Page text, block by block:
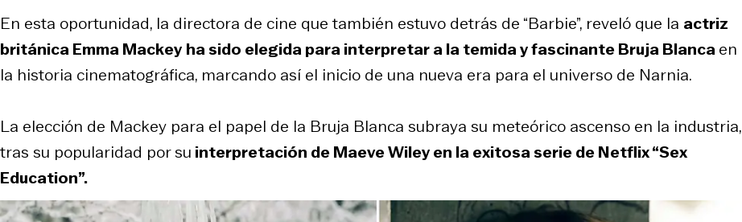
En esta oportunidad, la directora de cine que también estuvo detrás de “Barbie”, reveló que la actriz
británica Emma Mackey ha sido elegida para interpretar a la temida y fascinante Bruja Blancaen
la historia cinematográfica, marcando así el inicio de una nueva era para el universo de Narnia.
La elección de Mackey para el papel de la Bruja Blanca subraya su meteórico ascenso en la industria,
tras su popularidad por su interpretación de Maeve Wiley en la exitosa serie de Netflix “Sex
Education”.